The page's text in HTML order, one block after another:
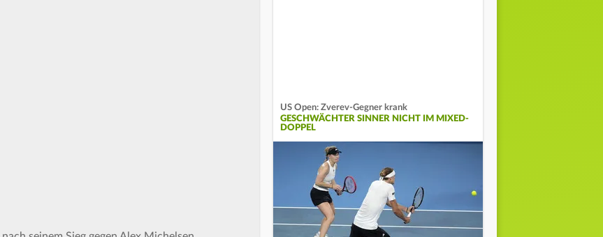
US Open: Zverev-Gegner krank
GESCHWÄCHTER SINNER NICHT IM MIXED-
DOPPEL